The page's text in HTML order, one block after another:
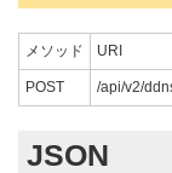
メソッド URI
POST /api/v2/
JSON